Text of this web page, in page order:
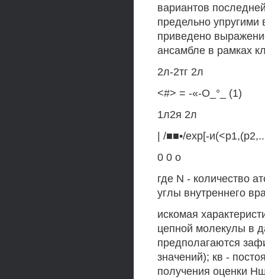
вариантов
предельно
приведено
ансамбле в рамках
2л-2тг 2л
<#> = -«-О_°_ (1)
1л2я 2л
| /■■•/ехр[-
0 0 о
где N - количество
углы внутреннего
искомая
цепной молекулы в
предполагаются
значений); кв -
получения оценки